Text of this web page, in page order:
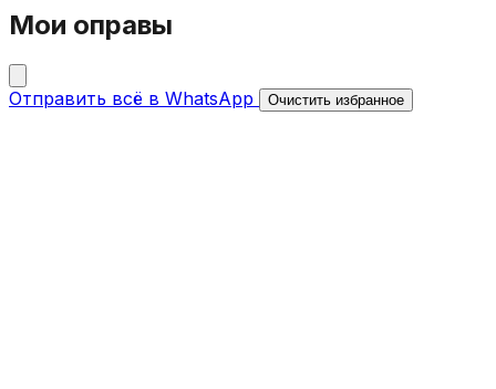
Мои оправы
Отправить всё в WhatsApp Очистить избранное